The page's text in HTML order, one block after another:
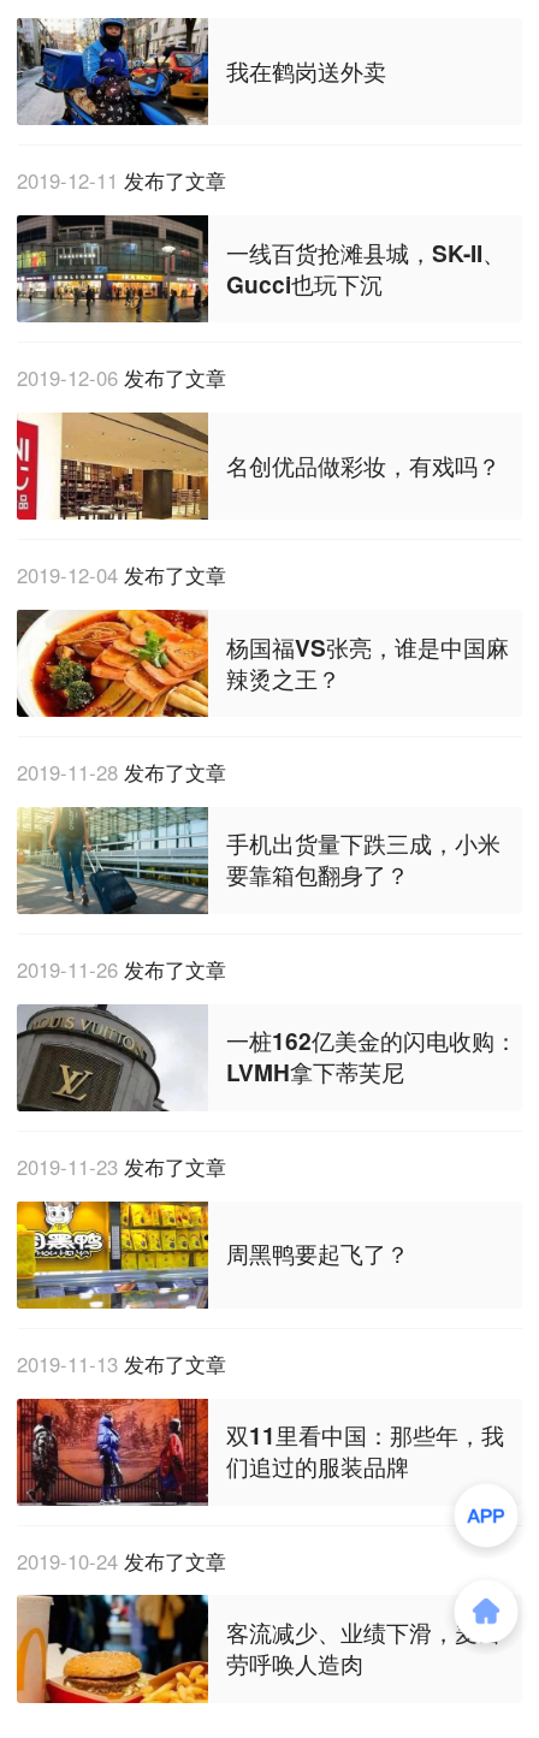
我在鹤岗送外卖
2019-12-11 发布了文章
一线百货抢滩县城，SK-II、
Gucci也玩下沉
2019-12-06 发布了文章
名创优品做彩妆，有戏吗？
2019-12-04 发布了文章
杨国福VS张亮，谁是中国麻
辣烫之王？
2019-11-28 发布了文章
手机出货量下跌三成，小米
要靠箱包翻身了？
2019-11-26 发布了文章
一桩162亿美金的闪电收购：
LVMH拿下蒂芙尼
2019-11-23 发布了文章
周黑鸭要起飞了？
2019-11-13 发布了文章
双11里看中国：那些年，我
们追过的服装品牌
2019-10-24 发布了文章
客流减少、业绩下滑，麦当
劳呼唤人造肉